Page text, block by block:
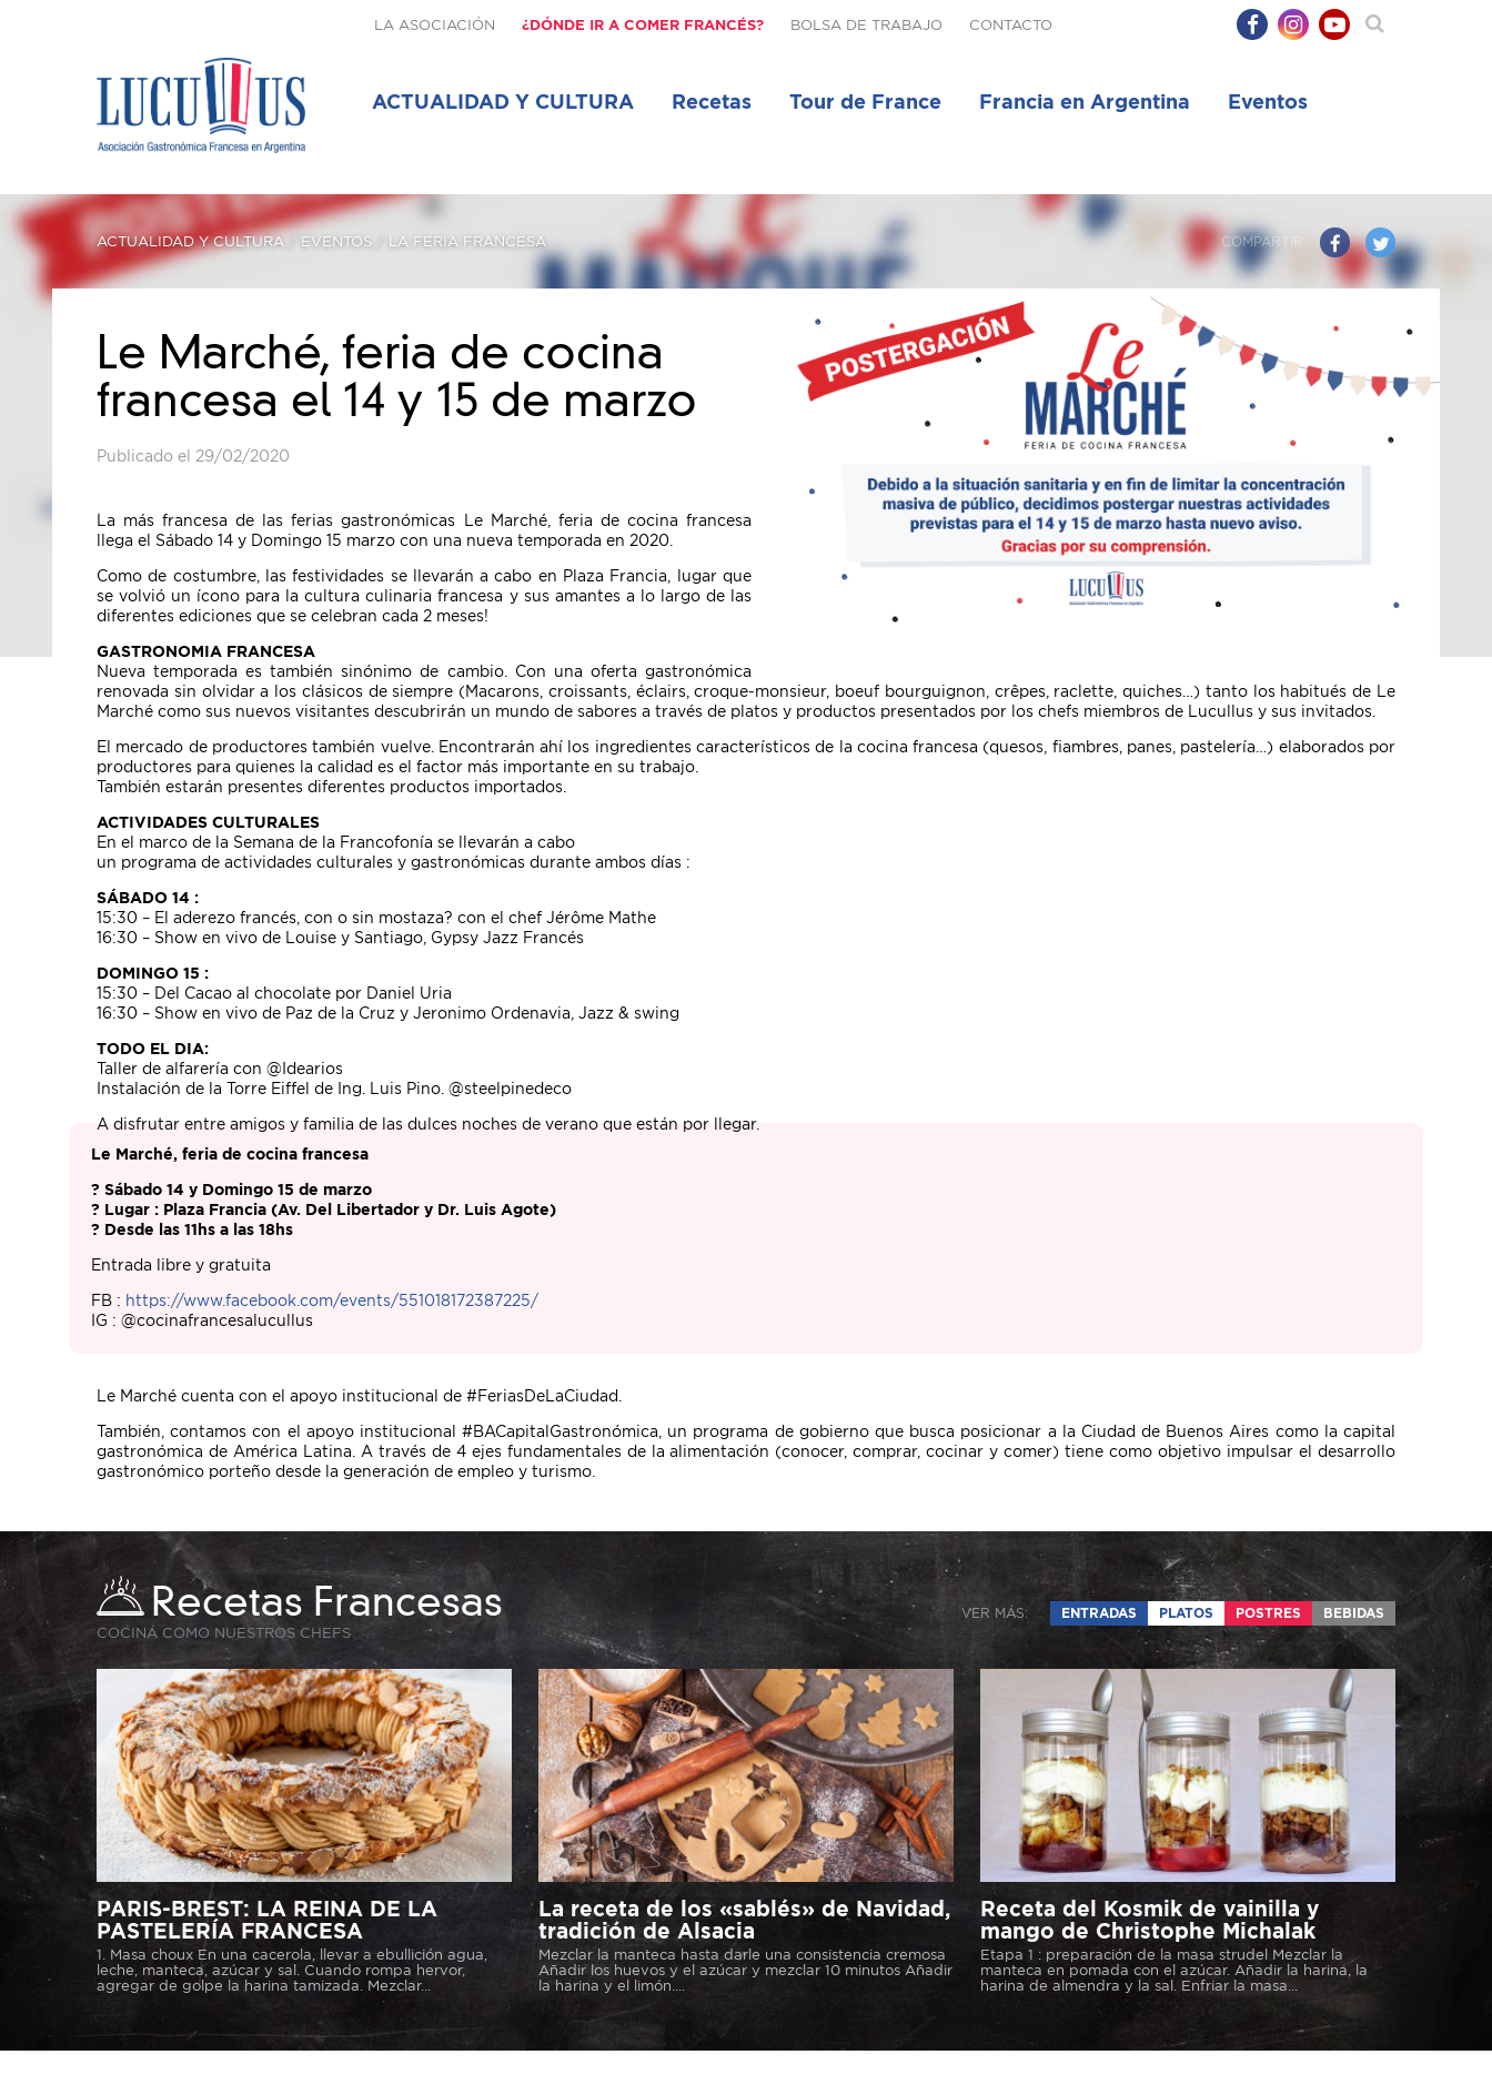
LA ASOCIACIÓN ¿DÓNDE IR A COMER FRANCÉS? BOLSA DE TRABAJO CONTACTO
ACTUALIDAD Y CULTURA Recetas Tour de France Francia en Argentina Eventos
COMPARTIR
ACTUALIDAD Y CULTURA EVENTOS LA FERIA FRANCESA
Le Marché, feria de cocina
francesa el 14 y 15 de marzo
Publicado el 29/02/2020
La más francesa de las ferias gastronómicas Le Marché, feria de cocina francesa
llega el Sábado 14 y Domingo 15 marzo con una nueva temporada en 2020.
Como de costumbre, las festividades se llevarán a cabo en Plaza Francia, lugar que
se volvió un ícono para la cultura culinaria francesa y sus amantes a lo largo de las
diferentes ediciones que se celebran cada 2 meses!
GASTRONOMIA FRANCESA
Nueva temporada es también sinónimo de cambio. Con una oferta gastronómica
renovada sin olvidar a los clásicos de siempre (Macarons, croissants, éclairs, croque-monsieur, boeuf bourguignon, crêpes, raclette, quiches…) tanto los habitués de Le
Marché como sus nuevos visitantes descubrirán un mundo de sabores a través de platos y productos presentados por los chefs miembros de Lucullus y sus invitados.
El mercado de productores también vuelve. Encontrarán ahí los ingredientes característicos de la cocina francesa (quesos, fiambres, panes, pastelería…) elaborados por
productores para quienes la calidad es el factor más importante en su trabajo.
También estarán presentes diferentes productos importados.
ACTIVIDADES CULTURALES
En el marco de la Semana de la Francofonía se llevarán a cabo
un programa de actividades culturales y gastronómicas durante ambos días :
SÁBADO 14 :
15:30 – El aderezo francés, con o sin mostaza? con el chef Jérôme Mathe
16:30 – Show en vivo de Louise y Santiago, Gypsy Jazz Francés
DOMINGO 15 :
15:30 – Del Cacao al chocolate por Daniel Uria
16:30 – Show en vivo de Paz de la Cruz y Jeronimo Ordenavia, Jazz & swing
TODO EL DIA:
Taller de alfarería con @Idearios
Instalación de la Torre Eiffel de Ing. Luis Pino. @steelpinedeco
A disfrutar entre amigos y familia de las dulces noches de verano que están por llegar.
Le Marché, feria de cocina francesa
? Sábado 14 y Domingo 15 de marzo
? Lugar : Plaza Francia (Av. Del Libertador y Dr. Luis Agote)
? Desde las 11hs a las 18hs
Entrada libre y gratuita
FB : https://www.facebook.com/events/551018172387225/
IG : @cocinafrancesalucullus
Le Marché cuenta con el apoyo institucional de #FeriasDeLaCiudad.
También, contamos con el apoyo institucional #BACapitalGastronómica, un programa de gobierno que busca posicionar a la Ciudad de Buenos Aires como la capital
gastronómica de América Latina. A través de 4 ejes fundamentales de la alimentación (conocer, comprar, cocinar y comer) tiene como objetivo impulsar el desarrollo
gastronómico porteño desde la generación de empleo y turismo.
VER MÁS: ENTRADAS PLATOS POSTRES BEBIDAS
Recetas Francesas
COCINÁ COMO NUESTROS CHEFS
PARIS-BREST: LA REINA DE LA
PASTELERÍA FRANCESA
1. Masa choux En una cacerola, llevar a ebullición agua,
leche, manteca, azúcar y sal. Cuando rompa hervor,
agregar de golpe la harina tamizada. Mezclar...
La receta de los «sablés» de Navidad,
tradición de Alsacia
Mezclar la manteca hasta darle una consistencia cremosa
Añadir los huevos y el azúcar y mezclar 10 minutos Añadir
la harina y el limón....
Receta del Kosmik de vainilla y
mango de Christophe Michalak
Etapa 1 : preparación de la masa strudel Mezclar la
manteca en pomada con el azúcar. Añadir la harina, la
harina de almendra y la sal. Enfriar la masa...